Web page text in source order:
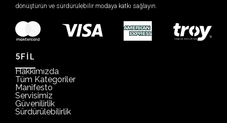
dönüştürün ve sürdürülebilir modaya katkı sağlayın.
5FİL
Hakkımızda
Tüm Kategoriler
Manifesto
Servisimiz
Güvenilirlik
Sürdürülebilirlik